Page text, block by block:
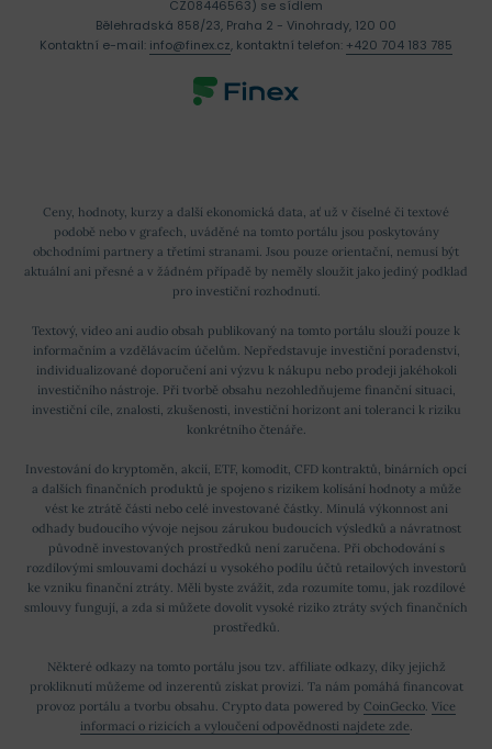
výpočetní výkon sítě BCH s cílem její eliminace.
Zástupci BCH však dokázali udržet silný výpočetní
výkon. K tomu jim dopomohl především pool od
Nárůst výpočetního výkonu na obou stranách barikády
vedl mimo jiné také kneziskové těžběa takto vzniklé
ztráty byly vyčísleny až na miliony dolarů. I proto došlo
jeho webu pak vyjmenovávají čtyři základní vlastnosti
coinu:
Škálovatelnost
Bezpečnost
Rychlost transakcí
V centru všech těchto vlastností stojí již zmíněná
zvýšená
kapacita bloku, která činí 128 MB
. To vcelku
s nízkými poplatky i při jejich relativně vysokém počtu.
Představa zastánců BSV je zároveň taková, že tato
Ceny, hodnoty, kurzy a další ekonomická data, ať už v číselné či textové
podobě nebo v grafech, uváděné na tomto portálu jsou poskytovány
obchodními partnery a třetími stranami. Jsou pouze orientační, nemusí být
aktuální ani přesné a v žádném případě by neměly sloužit jako jediný podklad
pro investiční rozhodnutí.
Textový, video ani audio obsah publikovaný na tomto portálu slouží pouze k
informačním a vzdělávacím účelům. Nepředstavuje investiční poradenství,
individualizované doporučení ani výzvu k nákupu nebo prodeji jakéhokoli
investičního nástroje. Při tvorbě obsahu nezohledňujeme finanční situaci,
investiční cíle, znalosti, zkušenosti, investiční horizont ani toleranci k riziku
konkrétního čtenáře.
Investování do kryptoměn, akcií, ETF, komodit, CFD kontraktů, binárních opcí
a dalších finančních produktů je spojeno s rizikem kolísání hodnoty a může
vést ke ztrátě části nebo celé investované částky. Minulá výkonnost ani
odhady budoucího vývoje nejsou zárukou budoucích výsledků a návratnost
původně investovaných prostředků není zaručena. Při obchodování s
rozdílovými smlouvami dochází u vysokého podílu účtů retailových investorů
ke vzniku finanční ztráty. Měli byste zvážit, zda rozumíte tomu, jak rozdílové
smlouvy fungují, a zda si můžete dovolit vysoké riziko ztráty svých finančních
prostředků.
Některé odkazy na tomto portálu jsou tzv. affiliate odkazy, díky jejichž
prokliknutí můžeme od inzerentů získat provizi. Ta nám pomáhá financovat
provoz portálu a tvorbu obsahu. Crypto data powered by CoinGecko. Více
informací o rizicích a vyloučení odpovědnosti najdete zde.
CZ08446563) se sídlem
Bělehradská 858/23, Praha 2 - Vinohrady, 120 00
Kontaktní e-mail: info@finex.cz, kontaktní telefon: +420 704 183 785